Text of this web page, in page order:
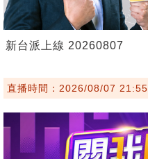
新台派上線 20260807
直播時間：2026/08/07 21:55